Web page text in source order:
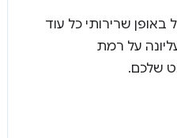
באופן שרירותי כל עוד
על רמת
שלכם.